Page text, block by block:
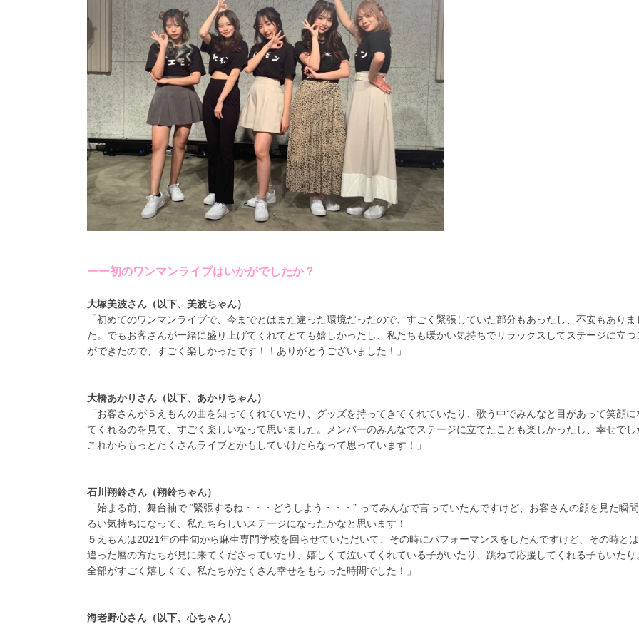
ーー初のワンマンライブはいかがでしたか？
大塚美波さん（以下、美波ちゃん）
「初めてのワンマンライブで、今までとはまた違った環境だったので、すごく緊張していた部分もあったし、不安もありま
た。でもお客さんが一緒に盛り上げてくれてとても嬉しかったし、私たちも暖かい気持ちでリラックスしてステージに立つ
ができたので、すごく楽しかったです！！ありがとうございました！」
大橋あかりさん（以下、あかりちゃん）
「お客さんが５えもんの曲を知ってくれていたり、グッズを持ってきてくれていたり、歌う中でみんなと目があって笑顔に
てくれるのを見て、すごく楽しいなって思いました。メンバーのみんなでステージに立てたことも楽しかったし、幸せでし
これからもっとたくさんライブとかもしていけたらなって思っています！」
石川翔鈴さん（翔鈴ちゃん）
「始まる前、舞台袖で “緊張するね・・・どうしよう・・・” ってみんなで言っていたんですけど、お客さんの顔を見た瞬
るい気持ちになって、私たちらしいステージになったかなと思います！
５えもんは2021年の中旬から麻生専門学校を回らせていただいて、その時にパフォーマンスをしたんですけど、その時と
違った層の方たちが見に来てくださっていたり、嬉しくて泣いてくれている子がいたり、跳ねて応援してくれる子もいたり
全部がすごく嬉しくて、私たちがたくさん幸せをもらった時間でした！」
海老野心さん（以下、心ちゃん）